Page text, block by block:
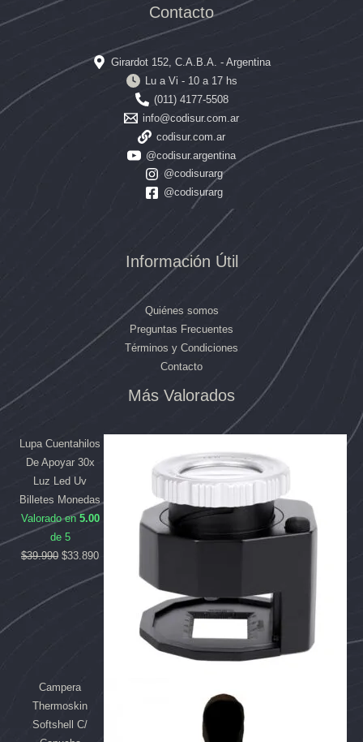
Contacto
Girardot 152, C.A.B.A. - Argentina
Lu a Vi - 10 a 17 hs
(011) 4177-5508
info@codisur.com.ar
codisur.com.ar
@codisur.argentina
@codisurarg
@codisurarg
Información Útil
Quiénes somos
Preguntas Frecuentes
Términos y Condiciones
Contacto
Más Valorados
Lupa Cuentahilos
De Apoyar 30x
Luz Led Uv
Billetes Monedas
Valorado en 5.00
de 5
$39.990
era:
$39.990.
$33.890
es:
Campera
Thermoskin
Softshell C/
era:
$169.990.
es:
$158.090.